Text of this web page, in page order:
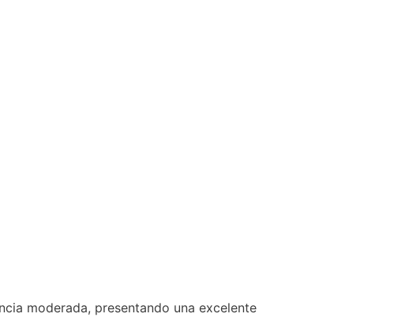
moderada, presentando una excelente